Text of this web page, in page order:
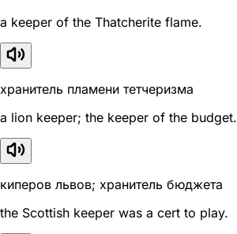
a keeper of the Thatcherite flame.
хранитель пламени тетчеризма
a lion keeper; the keeper of the budget.
киперов львов; хранитель бюджета
the Scottish keeper was a cert to play.